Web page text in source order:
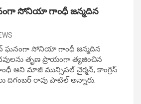
సోనియా గాంధీ జ‌న్మ‌దిన
ఘ‌నంగా సోనియా గాంధీ జ‌న్మ‌దిన
తృణ ప్రాయంగా త్య‌జించిన
అని మాజీ మున్సిప‌ల్ చైర్మ‌న్, కాంగ్రెస్
దిగంబ‌ర్ రావు పాటిల్ అన్నారు.